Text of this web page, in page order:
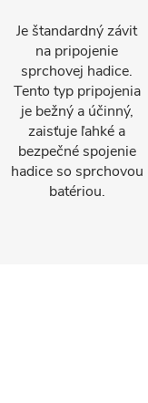
Je štandardný závit
na pripojenie
sprchovej hadice.
Tento typ pripojenia
je bežný a účinný,
zaisťuje ľahké a
bezpečné spojenie
hadice so sprchovou
batériou.